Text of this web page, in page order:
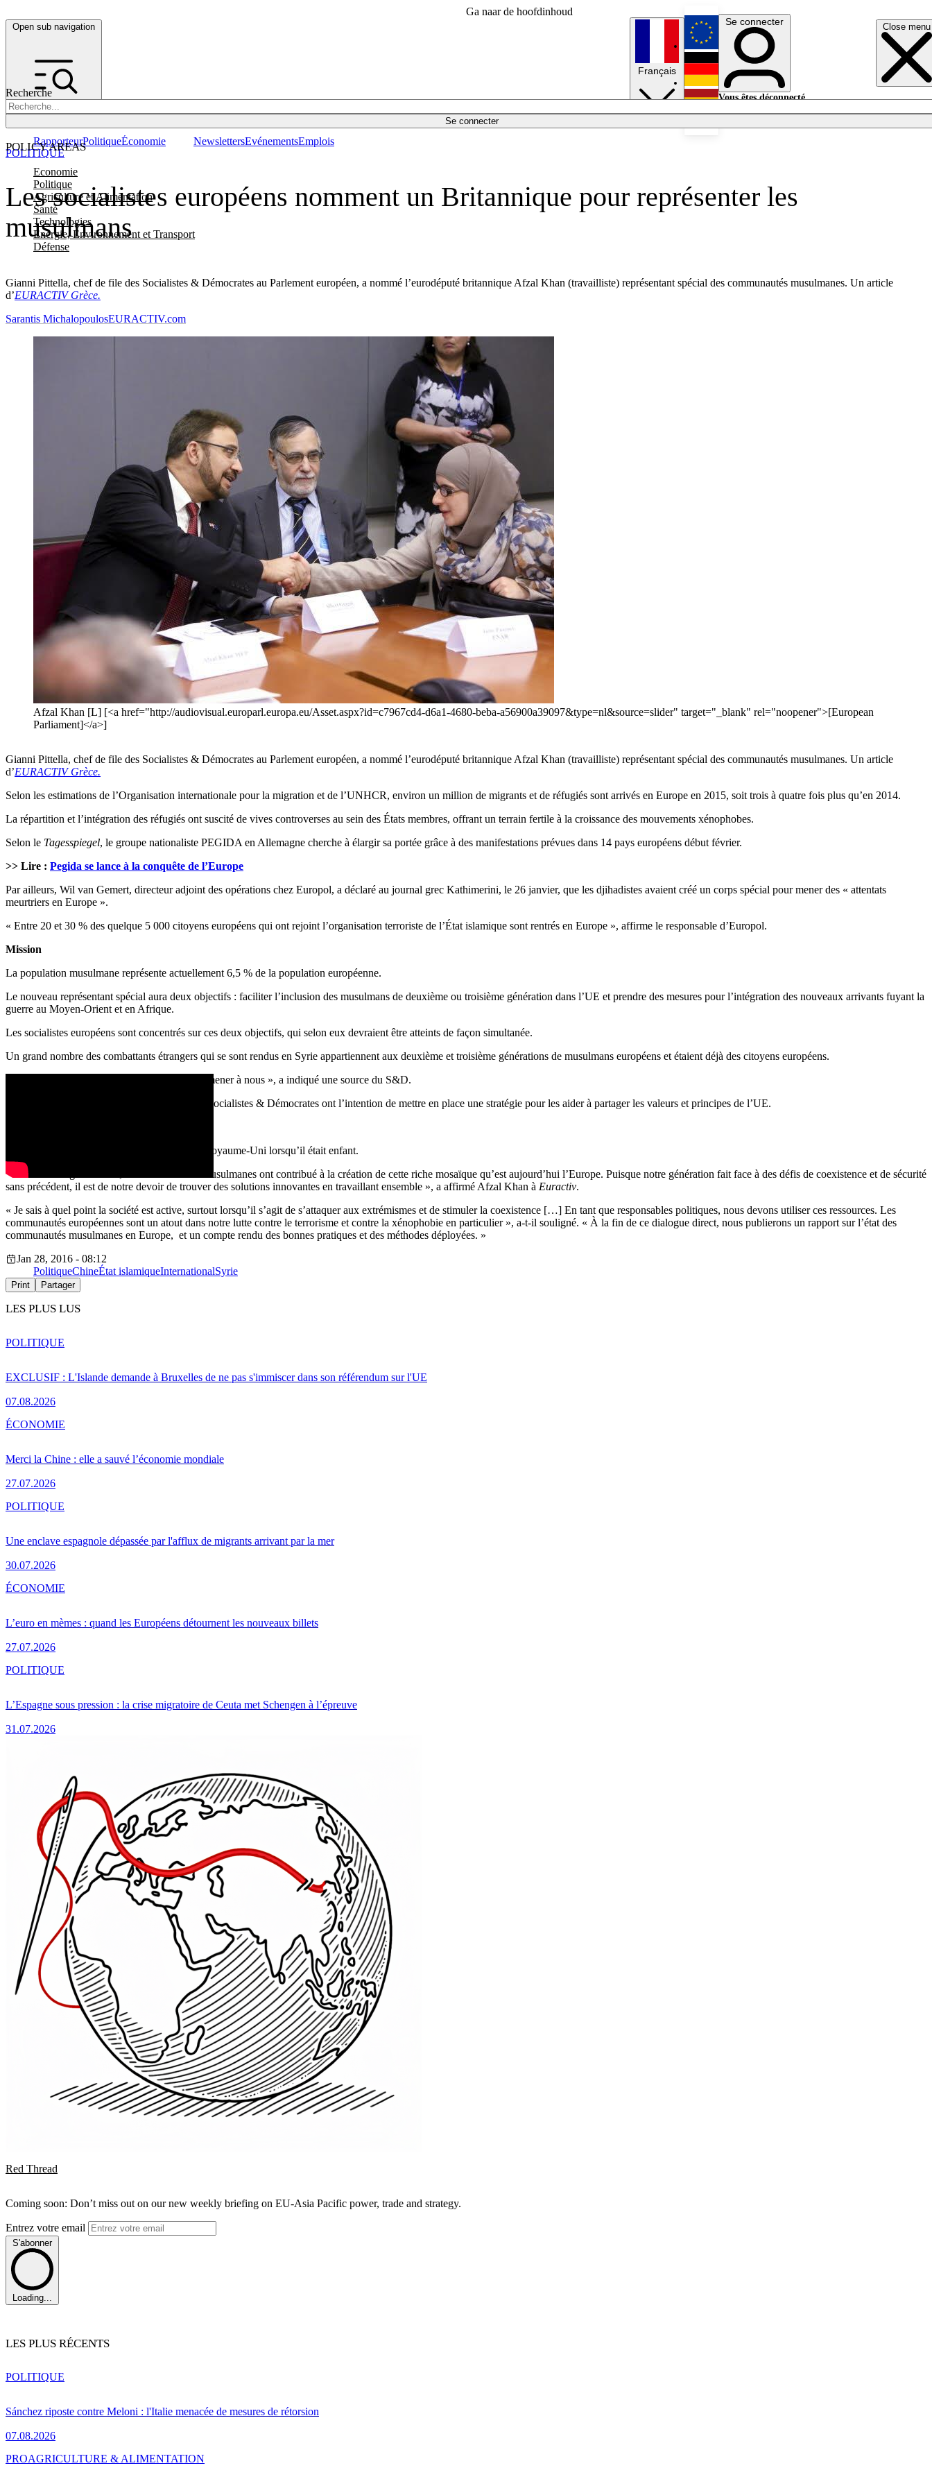
Ga naar de hoofdinhoud
Open sub navigation Close menu
Recherche
Se connecter
POLICY AREAS
Economie
Politique
Agriculture et Alimentation
Santé
Technologies
Energie, Environnement et Transport
Défense
RapporteurPolitiqueÉconomie NewslettersEvénementsEmplois
Français
English
Deutsch
Se connecter
Vous êtes déconnecté.
Les socialistes européens nomment un Britannique pour représenter les
musulmans
Gianni Pittella, chef de file des Socialistes & Démocrates au Parlement européen, a nommé l’eurodéputé britannique Afzal Khan (travailliste) représentant spécial des communautés musulmanes. Un article
d’EURACTIV Grèce.
POLITIQUE
Sarantis MichalopoulosEURACTIV.com
Afzal Khan [L] [<a href="http://audiovisual.europarl.europa.eu/Asset.aspx?id=c7967cd4-d6a1-4680-beba-a56900a39097&type=nl&source=slider" target="_blank" rel="noopener">[European
Parliament]</a>]
Gianni Pittella, chef de file des Socialistes & Démocrates au Parlement européen, a nommé l’eurodéputé britannique Afzal Khan (travailliste) représentant spécial des communautés musulmanes. Un article
d’EURACTIV Grèce.
Selon les estimations de l’Organisation internationale pour la migration et de l’UNHCR, environ un million de migrants et de réfugiés sont arrivés en Europe en 2015, soit trois à quatre fois plus qu’en 2014.
La répartition et l’intégration des réfugiés ont suscité de vives controverses au sein des États membres, offrant un terrain fertile à la croissance des mouvements xénophobes.
Selon le Tagesspiegel, le groupe nationaliste PEGIDA en Allemagne cherche à élargir sa portée grâce à des manifestations prévues dans 14 pays européens début février.
>> Lire : Pegida se lance à la conquête de l’Europe
Par ailleurs, Wil van Gemert, directeur adjoint des opérations chez Europol, a déclaré au journal grec Kathimerini, le 26 janvier, que les djihadistes avaient créé un corps spécial pour mener des « attentats
meurtriers en Europe ».
« Entre 20 et 30 % des quelque 5 000 citoyens européens qui ont rejoint l’organisation terroriste de l’État islamique sont rentrés en Europe », affirme le responsable d’Europol.
Mission
La population musulmane représente actuellement 6,5 % de la population européenne.
Le nouveau représentant spécial aura deux objectifs : faciliter l’inclusion des musulmans de deuxième ou troisième génération dans l’UE et prendre des mesures pour l’intégration des nouveaux arrivants fuyant la
guerre au Moyen-Orient et en Afrique.
Les socialistes européens sont concentrés sur ces deux objectifs, qui selon eux devraient être atteints de façon simultanée.
Un grand nombre des combattants étrangers qui se sont rendus en Syrie appartiennent aux deuxième et troisième générations de musulmans européens et étaient déjà des citoyens européens.
« Ils ont été marginalisés et nous devons les ramener à nous », a indiqué une source du S&D.
En ce qui concerne les nouveaux réfugiés, les Socialistes & Démocrates ont l’intention de mettre en place une stratégie pour les aider à partager les valeurs et principes de l’UE.
Afzal Khan est né au Pakistan et a émigré au Royaume-Uni lorsqu’il était enfant.
« Pendant des générations, les communautés musulmanes ont contribué à la création de cette riche mosaïque qu’est aujourd’hui l’Europe. Puisque notre génération fait face à des défis de coexistence et de sécurité
sans précédent, il est de notre devoir de trouver des solutions innovantes en travaillant ensemble », a affirmé Afzal Khan à Euractiv.
« Je sais à quel point la société est active, surtout lorsqu’il s’agit de s’attaquer aux extrémismes et de stimuler la coexistence […] En tant que responsables politiques, nous devons utiliser ces ressources. Les
communautés européennes sont un atout dans notre lutte contre le terrorisme et contre la xénophobie en particulier », a-t-il souligné. « À la fin de ce dialogue direct, nous publierons un rapport sur l’état des
communautés musulmanes en Europe, et un compte rendu des bonnes pratiques et des méthodes déployées. »
Jan 28, 2016 - 08:12
PolitiqueChineÉtat islamiqueInternationalSyrie
Print Partager
LES PLUS LUS
EXCLUSIF : L'Islande demande à Bruxelles de ne pas s'immiscer dans son référendum sur l'UE
07.08.2026
POLITIQUE
Merci la Chine : elle a sauvé l’économie mondiale
27.07.2026
ÉCONOMIE
Une enclave espagnole dépassée par l'afflux de migrants arrivant par la mer
30.07.2026
POLITIQUE
L’euro en mèmes : quand les Européens détournent les nouveaux billets
27.07.2026
ÉCONOMIE
L’Espagne sous pression : la crise migratoire de Ceuta met Schengen à l’épreuve
31.07.2026
POLITIQUE
Red Thread
Coming soon: Don’t miss out on our new weekly briefing on EU-Asia Pacific power, trade and strategy.
Entrez votre email
S'abonner
Loading...
LES PLUS RÉCENTS
Sánchez riposte contre Meloni : l'Italie menacée de mesures de rétorsion
07.08.2026
POLITIQUE
PROAGRICULTURE & ALIMENTATION